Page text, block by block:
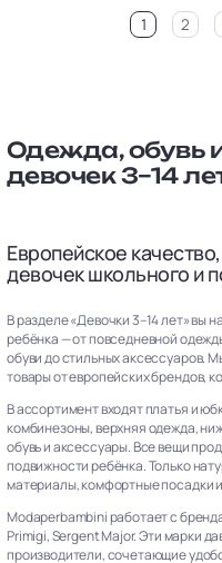
1 2
Одежда, обувь
девочек 3–14
Европейское
девочек школьного и
В разделе «Девочки 3–14 лет» вы
ребёнка — от повседневной
обуви до стильных аксессуаров.
товары от европейских брендов,
В ассортимент входят платья и
комбинезоны, верхняя одежда,
обувь и аксессуары. Все вещи
подвижности ребёнка. Только
материалы, комфортные посадки
Modaperbambini работает с
Primigi, Sergent Major. Эти марки
производители, сочетающие